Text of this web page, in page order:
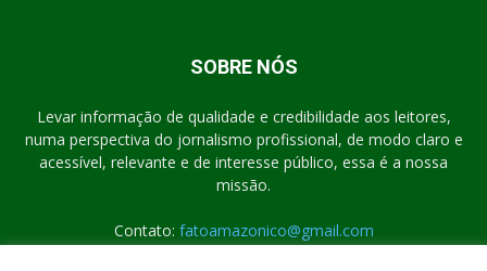
SOBRE NÓS
Levar informação de qualidade e credibilidade aos leitores,
numa perspectiva do jornalismo profissional, de modo claro e
acessível, relevante e de interesse público, essa é a nossa
missão.
Contato: fatoamazonico@gmail.com